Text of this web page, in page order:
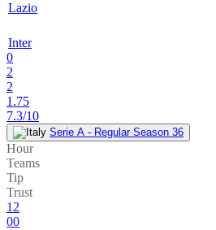
Lazio
Inter
0
2
2
1.75
7.3/10
Serie A - Regular Season 36
Hour
Teams
Tip
Trust
12
00